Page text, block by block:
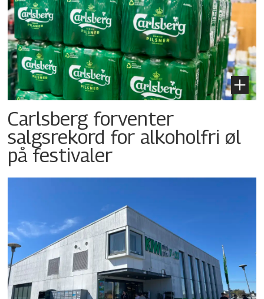
Carlsberg forventer
salgsrekord for alkoholfri øl
på festivaler